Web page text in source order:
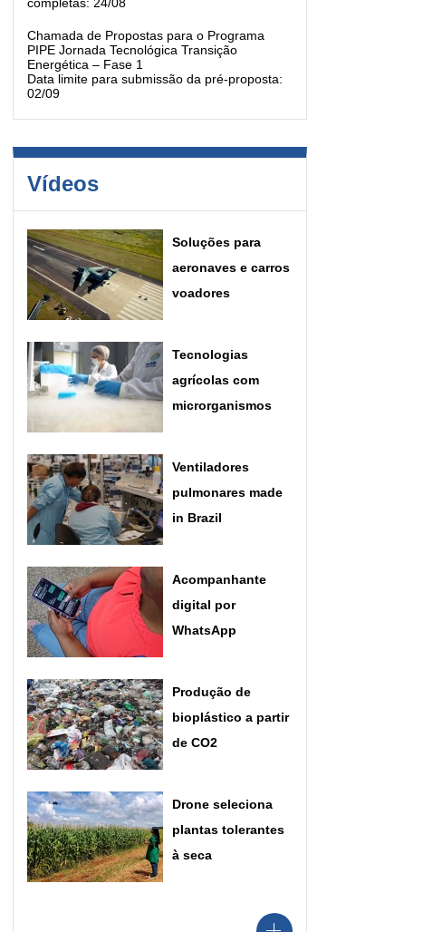
Chamada de Propostas para o Programa
PIPE Jornada Tecnológica Transição
Energética – Fase 1
Data limite para submissão da pré-proposta:
02/09
Vídeos
Soluções para
aeronaves e carros
voadores
Tecnologias
agrícolas com
microrganismos
Ventiladores
pulmonares made
in Brazil
Acompanhante
digital por
WhatsApp
Produção de
bioplástico a partir
de CO2
Drone seleciona
plantas tolerantes
à seca